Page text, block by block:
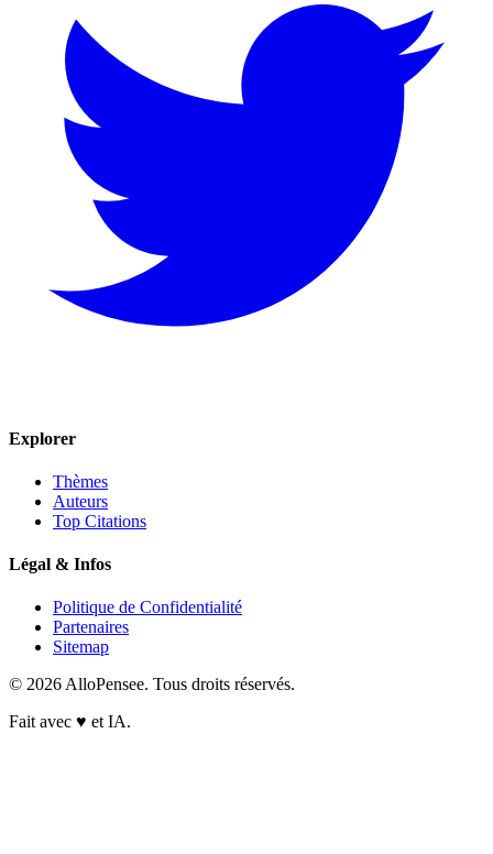
Explorer
Thèmes
Auteurs
Top Citations
Légal & Infos
Politique de Confidentialité
Partenaires
Sitemap
© 2026 AlloPensee. Tous droits réservés.
Fait avec ♥ et IA.